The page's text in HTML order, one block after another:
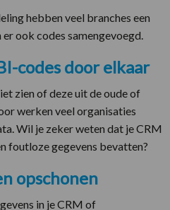
hebben veel branches een
ook codes samengevoegd.
codes door elkaar
zien of deze uit de oude of
werken veel organisaties
Wil je zeker weten dat je CRM
foutloze gegevens bevatten?
opschonen
in je CRM of